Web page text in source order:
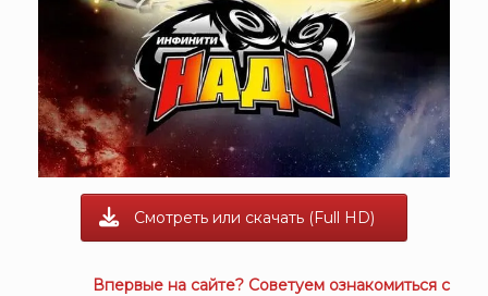
Смотреть или скачать (Full HD)
Впервые на сайте? Советуем ознакомиться с